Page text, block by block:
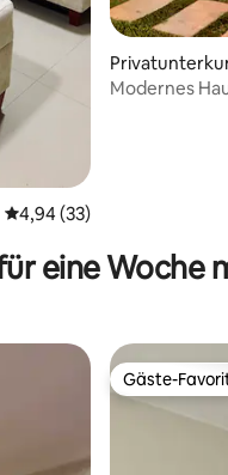
Durchschnittliche
4,94 (33)
Modernes
eine Woche
Gäste-
Gäste-